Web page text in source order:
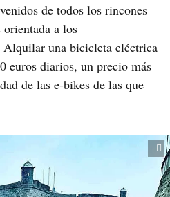
de todos los rincones
orientada a los
Alquilar una bicicleta eléctrica
euros diarios, un precio más
de las e-bikes de las que